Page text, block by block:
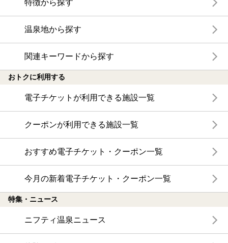
特徴から探す
温泉地から探す
関連キーワードから探す
おトクに利用する
電子チケットが利用できる施設一覧
クーポンが利用できる施設一覧
おすすめ電子チケット・クーポン一覧
今月の新着電子チケット・クーポン一覧
特集・ニュース
ニフティ温泉ニュース